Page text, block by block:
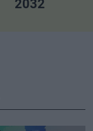
2032